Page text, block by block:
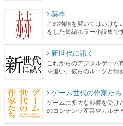
赫本
この物語を解いてはいけ
をした短編ホラー小説集です
新世代に訊く
これからのデジタルゲー
を追い、彼らのルーツと情
ゲーム世代の作家たち
ゲームに多大な影響を受け
のコンテンツ産業やカルチ